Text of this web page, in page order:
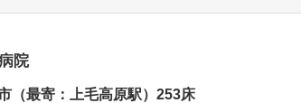
院
（最寄：上毛高原駅）253床